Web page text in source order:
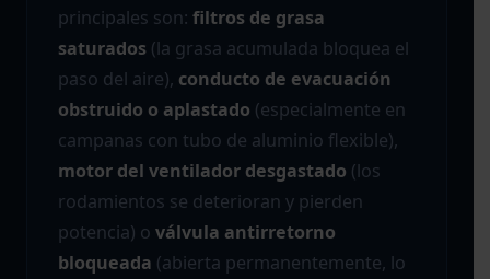
principales son: filtros de grasa
saturados (la grasa acumulada bloquea el
paso del aire), conducto de evacuación
obstruido o aplastado (especialmente en
campanas con tubo de aluminio flexible),
motor del ventilador desgastado (los
rodamientos se deterioran y pierden
potencia) o válvula antirretorno
bloqueada (abierta permanentemente, lo